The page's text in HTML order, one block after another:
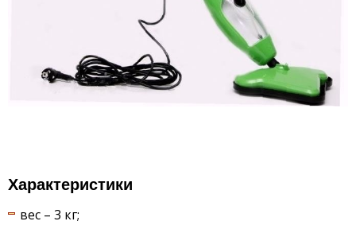
Характеристики
вес – 3 кг;